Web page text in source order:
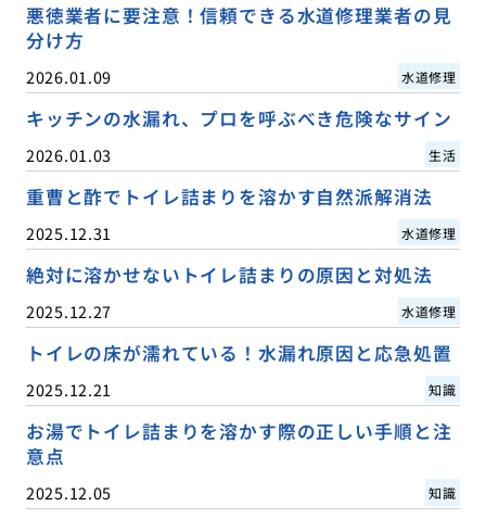
悪徳業者に要注意！信頼できる水道修理業者の見
分け方
2026.01.09 水道修理
キッチンの水漏れ、プロを呼ぶべき危険なサイン
2026.01.03 生活
重曹と酢でトイレ詰まりを溶かす自然派解消法
2025.12.31 水道修理
絶対に溶かせないトイレ詰まりの原因と対処法
2025.12.27 水道修理
トイレの床が濡れている！水漏れ原因と応急処置
2025.12.21 知識
お湯でトイレ詰まりを溶かす際の正しい手順と注
意点
2025.12.05 知識